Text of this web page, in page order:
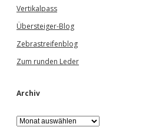
Vertikalpass
Übersteiger-Blog
Zebrastreifenblog
Zum runden Leder
Archiv
A